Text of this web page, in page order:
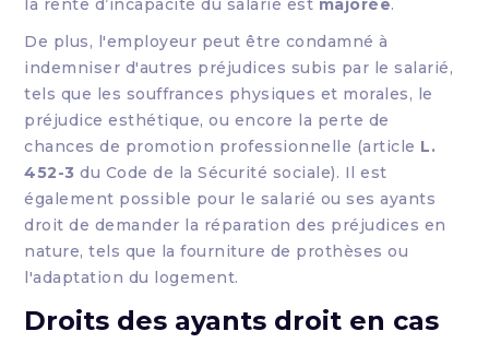
la rente d’incapacité du salarié est majorée.
De plus, l'employeur peut être condamné à
indemniser d'autres préjudices subis par le salarié,
tels que les souffrances physiques et morales, le
préjudice esthétique, ou encore la perte de
chances de promotion professionnelle (article L.
452-3 du Code de la Sécurité sociale). Il est
également possible pour le salarié ou ses ayants
droit de demander la réparation des préjudices en
nature, tels que la fourniture de prothèses ou
l'adaptation du logement.
Droits des ayants droit en cas